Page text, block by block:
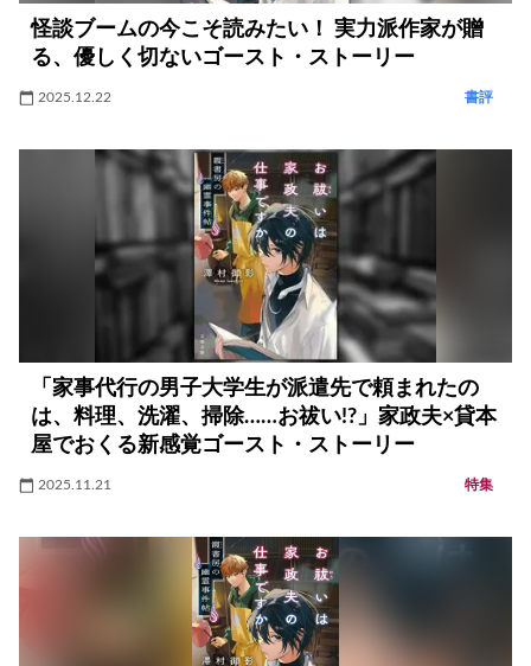
怪談ブームの今こそ読みたい！ 実力派作家が贈
る、優しく切ないゴースト・ストーリー
2025.12.22 書評
「家事代行の男子大学生が派遣先で頼まれたの
は、料理、洗濯、掃除……お祓い!?」家政夫×貸本
屋でおくる新感覚ゴースト・ストーリー
2025.11.21 特集